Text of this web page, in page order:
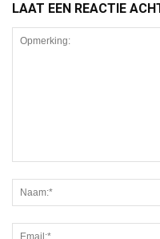
LAAT EEN REACTIE